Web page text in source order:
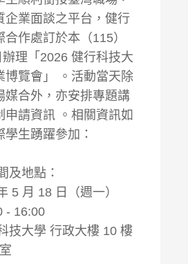
企業面談之平台，健行
作處訂於本（115）
理「2026 健行科技大
博覽會」 。活動當天除
媒合外，亦安排專題講
申請資訊 。相關資訊如
學生踴躍參加：
及地點：
5 月 18 日（週一）
- 16:00
技大學 行政大樓 10 樓